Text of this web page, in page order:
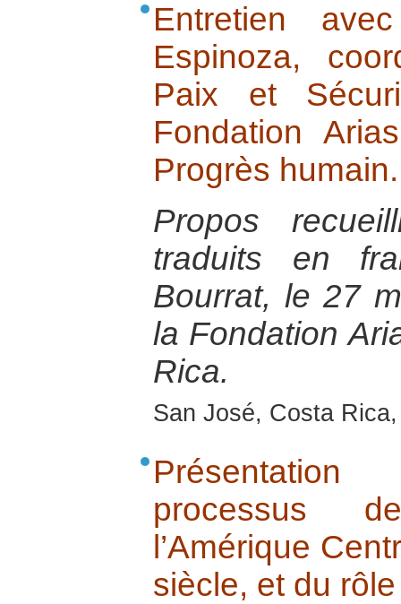
Entretien
Espinoza,
Paix et
Fondation
Progrès humain.
Propos
traduits en
Bourrat, le 27
la Fondation
Rica.
San José, Costa
processus
l’Amérique
siècle, et du